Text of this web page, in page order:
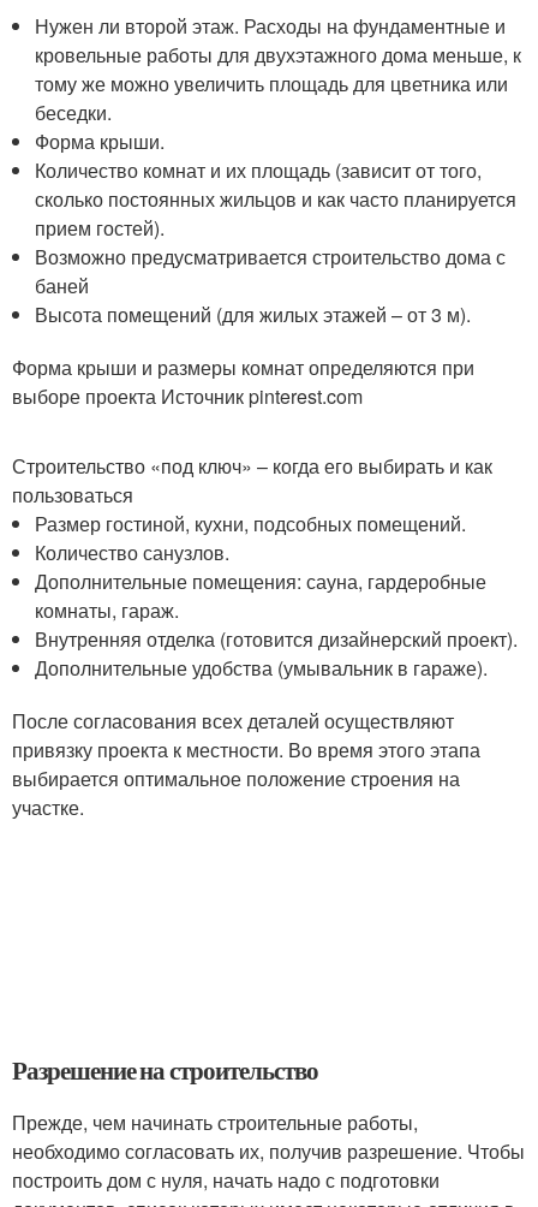
Нужен ли второй этаж. Расходы на фундаментные и
кровельные работы для двухэтажного дома меньше, к
тому же можно увеличить площадь для цветника или
беседки.
Форма крыши.
Количество комнат и их площадь (зависит от того,
сколько постоянных жильцов и как часто планируется
прием гостей).
Возможно предусматривается строительство дома с
баней
Высота помещений (для жилых этажей – от 3 м).
Форма крыши и размеры комнат определяются при
выборе проекта Источник pinterest.com
Строительство «под ключ» – когда его выбирать и как
пользоваться
Размер гостиной, кухни, подсобных помещений.
Количество санузлов.
Дополнительные помещения: сауна, гардеробные
комнаты, гараж.
Внутренняя отделка (готовится дизайнерский проект).
Дополнительные удобства (умывальник в гараже).
После согласования всех деталей осуществляют
привязку проекта к местности. Во время этого этапа
выбирается оптимальное положение строения на
участке.
Разрешение на строительство
Прежде, чем начинать строительные работы,
необходимо согласовать их, получив разрешение. Чтобы
построить дом с нуля, начать надо с подготовки